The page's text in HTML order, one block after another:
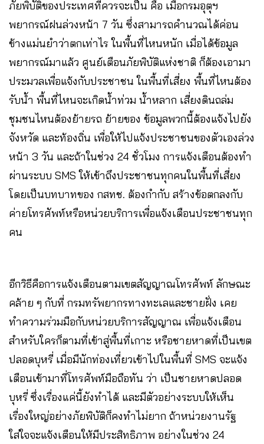
ภัยพิบัติของประเทศที่ควรจะเป็น คือ เมื่อกรมอุตุฯ
พยากรณ์ฝนล่วงหน้า 7 วัน ซึ่งสามารถคำนวณได้ค่อน
ข้างแม่นยำว่าตกเท่าไร ในพื้นที่ไหนหนัก เมื่อได้ข้อมูล
พยากรณ์มาแล้ว ศูนย์เตือนภัยพิบัติแห่งชาติ ก็ต้องเอามา
ประมวลเพื่อแจ้งกับประชาชน ในพื้นที่เสี่ยง พื้นที่ไหนต้อง
รับน้ำ พื้นที่ไหนจะเกิดน้ำท่วม น้ำหลาก เสี่ยงดินถล่ม
ชุมชนไหนต้องย้ายรถ ย้ายของ ข้อมูลพวกนี้ต้องแจ้งไปยัง
จังหวัด และท้องถิ่น เพื่อให้ไปแจ้งประชาชนของตัวเองล่วง
หน้า 3 วัน และถ้าในช่วง 24 ชั่วโมง การแจ้งเตือนต้องทำ
ผ่านระบบ SMS ให้เข้าถึงประชาชนทุกคนในพื้นที่เสี่ยง
โดยเป็นบทบาทของ กสทช. ต้องกำกับ สร้างข้อตกลงกับ
ค่ายโทรศัพท์หรือหน่วยบริการเพื่อแจ้งเตือนประชาชนทุก
คน
อีกวิธีคือการแจ้งเตือนตามเขตสัญญาณโทรศัพท์ ลักษณะ
คล้าย ๆ กับที่ กรมทรัพยากรทางทะเลและชายฝั่ง เคย
ทำความร่วมมือกับหน่วยบริการสัญญาณ เพื่อแจ้งเตือน
สำหรับใครก็ตามที่เข้าสู่พื้นที่เกาะ หรือชายหาดที่เป็นเขต
ปลอดบุหรี่ เมื่อมีนักท่องเที่ยวเข้าไปในพื้นที่ SMS จะแจ้ง
เตือนเข้ามาที่โทรศัพท์มือถือทัน ว่า เป็นชายหาดปลอด
บุหรี่ ซึ่งเรื่องแค่นี้ยังทำได้ และมีตัวอย่างระบบให้เห็น
เรื่องใหญ่อย่างภัยพิบัติก็คงทำไม่ยาก ถ้าหน่วยงานรัฐ
ใส่ใจจะแจ้งเตือนให้มีประสิทธิภาพ อย่างในช่วง 24